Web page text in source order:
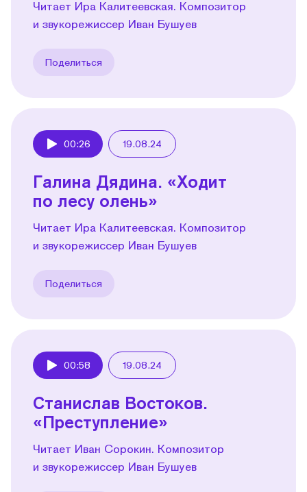
Читает Ира Калитеевская. Композитор
и звукорежиссер Иван Бушуев
Поделиться
00:26 19.08.24
Галина Дядина. «Ходит
по лесу олень»
Читает Ира Калитеевская. Композитор
и звукорежиссер Иван Бушуев
Поделиться
00:58 19.08.24
Станислав Востоков.
«Преступление»
Читает Иван Сорокин. Композитор
и звукорежиссер Иван Бушуев